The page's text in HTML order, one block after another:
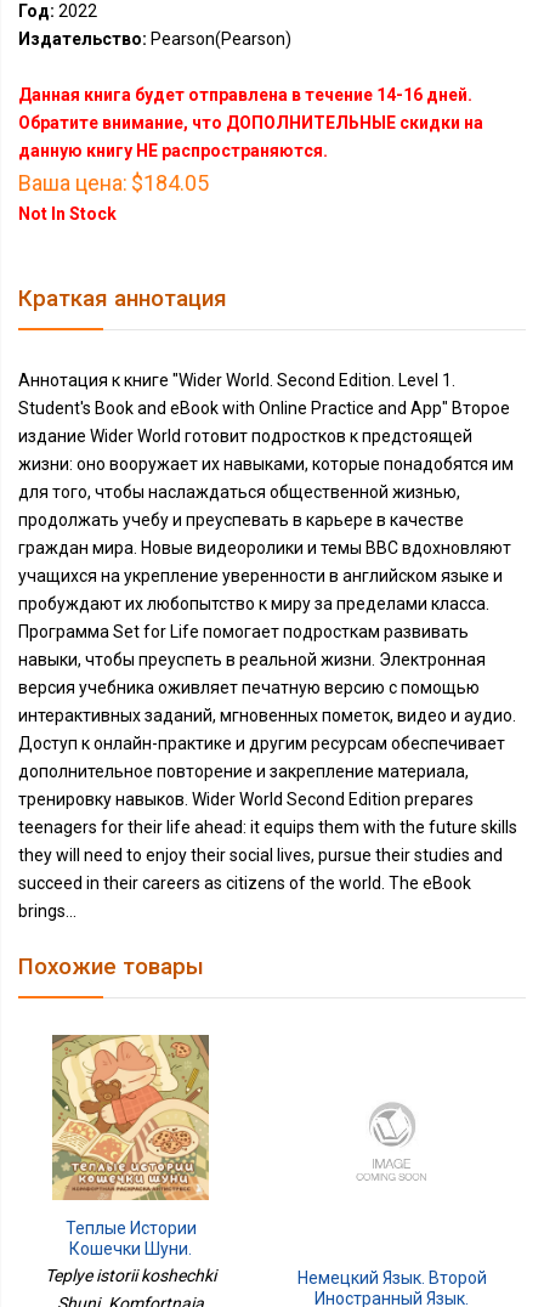
Год: 2022
Издательство: Pearson(Pearson)
Данная книга будет отправлена в течение 14-16 дней.
Обратите внимание, что ДОПОЛНИТЕЛЬНЫЕ скидки на
данную книгу НЕ распространяются.
Ваша цена: $184.05
Not In Stock
Краткая аннотация
Аннотация к книге "Wider World. Second Edition. Level 1.
Student's Book and eBook with Online Practice and App" Второе
издание Wider World готовит подростков к предстоящей
жизни: оно вооружает их навыками, которые понадобятся им
для того, чтобы наслаждаться общественной жизнью,
продолжать учебу и преуспевать в карьере в качестве
граждан мира. Новые видеоролики и темы BBC вдохновляют
учащихся на укрепление уверенности в английском языке и
пробуждают их любопытство к миру за пределами класса.
Программа Set for Life помогает подросткам развивать
навыки, чтобы преуспеть в реальной жизни. Электронная
версия учебника оживляет печатную версию с помощью
интерактивных заданий, мгновенных пометок, видео и аудио.
Доступ к онлайн-практике и другим ресурсам обеспечивает
дополнительное повторение и закрепление материала,
тренировку навыков. Wider World Second Edition prepares
teenagers for their life ahead: it equips them with the future skills
they will need to enjoy their social lives, pursue their studies and
succeed in their careers as citizens of the world. The eBook
brings...
Похожие товары
Теплые Истории
Кошечки Шуни.
Комфортная Раскраска-
Антистресс
Teplye istorii koshechki
Shuni. Komfortnaia
Немецкий Язык. Второй
Иностранный Язык.